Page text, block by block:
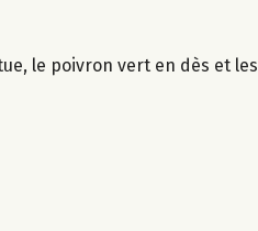
le poivron vert en dès et les